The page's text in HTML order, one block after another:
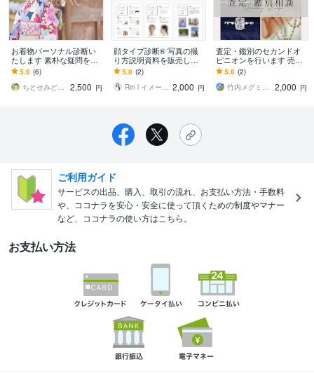
お着物パーソナル診断い
たします 素朴な疑問を解
決！あなたに似合うお着
物見つけます！
5.0 (6)
ちとせみどり 初めての着物をお手伝い
2,500 円
顔タイプ診断®︎ 写真の撮
り方説明資料を販売しま
す 詳しい撮影方法や注意
点等をまとめた資料☆*
5.0 (2)
Rin l イメージコンサルタント 2,000 円
査定・鑑別のセカンドオ
ピニオンを行います 売ら
ない立場で｜価値と中身
を冷静に整理する個別相
談
5.0 (2)
竹内メグミ｜ジュエリーコーディネーター
2,000 円
ご利用ガイド
サービスの出品、購入、取引の流れ、お支払い方法・手数料
や、ココナラを安心・安全に使って頂くための制度やマナー
など、ココナラの使い方はこちら。
お支払い方法